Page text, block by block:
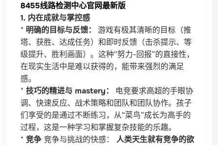
8455线路检测中心官网最新版
1. 内在成就与掌控感
* 明确的目标与反馈：
游戏有极其清晰的目标（推
塔、获胜、达成任务）和即时反馈（击杀提示、等
级提升、胜利画面）。这种“努力-回报”的直接性，
在现实生活中是难以获得的，能带来强烈的满足
感。
* 技巧的精进与 mastery：
电竞要求高超的手眼协
调、快速反应、战术策略和团队和团队协作。孩子
们享受的是通过不断练习，从“菜鸟”成长为高手的
过程，这是一种学习和掌握复杂技能的乐趣。
* 竞争 竞争与挑战的快感：
人类天生就有竞争的欲